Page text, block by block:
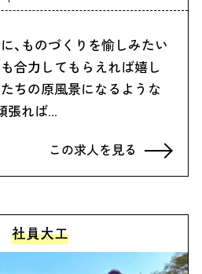
、ものづくりを愉しみたい
合力してもらえれば嬉し
ちの原風景になるような
張れば…
この求人を見る
社員大工